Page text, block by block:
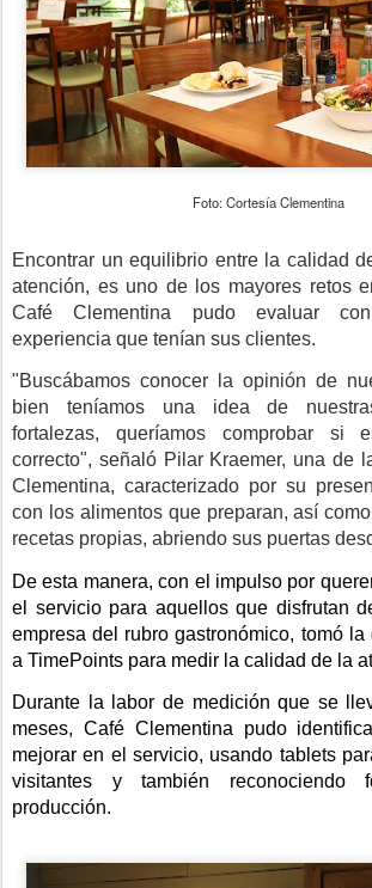
Foto: Cortesía Clementina
Encontrar un equilibrio entre la calidad
atención, es uno de los mayores retos
Café Clementina pudo evaluar
experiencia que tenían sus clientes.
"Buscábamos conocer la opinión de
bien teníamos una idea de
fortalezas, queríamos comprobar si
correcto", señaló Pilar Kraemer, una de
Clementina, caracterizado por su
con los alimentos que preparan, así
recetas propias, abriendo sus puertas
De esta manera, con el impulso por
el servicio para aquellos que disfrutan
empresa del rubro gastronómico, tomó
a TimePoints para medir la calidad de la
Durante la labor de medición que se
meses, Café Clementina pudo
mejorar en el servicio, usando tablets
visitantes y también reconociendo
producción.